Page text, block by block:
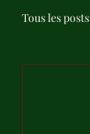
Tous les posts